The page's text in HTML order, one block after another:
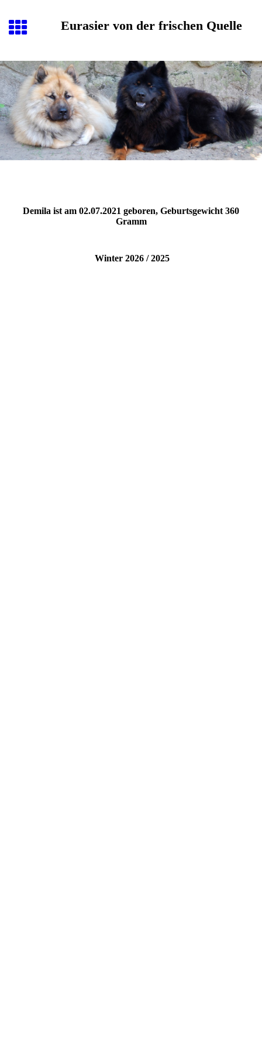
Eurasier von der frischen Quelle
Demila ist am 02.07.2021 geboren, Geburtsgewicht 360
Gramm
Winter 2026 / 2025